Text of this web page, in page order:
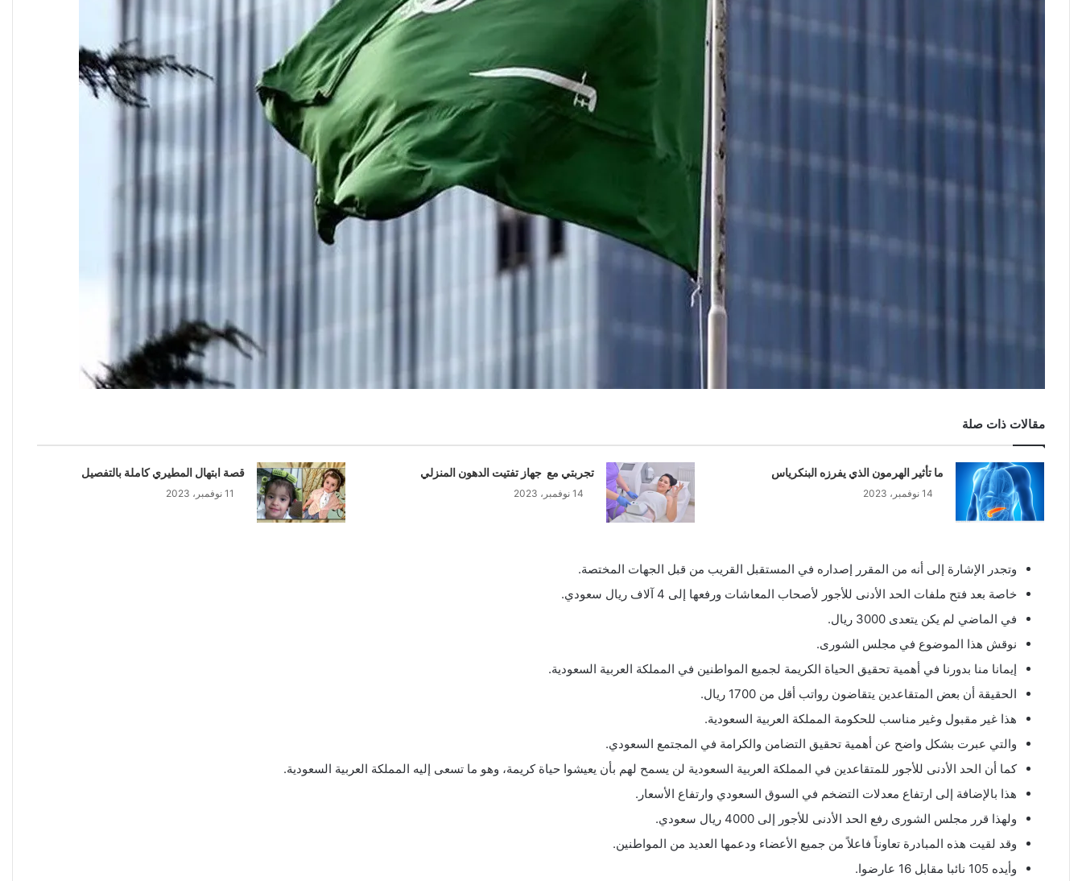
مقالات ذات صلة
ما تأثير الهرمون الذي يفرزه البنكرياس
14 نوفمبر، 2023
تجربتي مع جهاز تفتيت الدهون المنزلي
14 نوفمبر، 2023
قصة ابتهال المطيري كاملة بالتفصيل
11 نوفمبر، 2023
وتجدر الإشارة إلى أنه من المقرر إصداره في المستقبل القريب من قبل الجهات المختصة.
خاصة بعد فتح ملفات الحد الأدنى للأجور لأصحاب المعاشات ورفعها إلى 4 آلاف ريال سعودي.
في الماضي لم يكن يتعدى 3000 ريال.
نوقش هذا الموضوع في مجلس الشورى.
إيمانا منا بدورنا في أهمية تحقيق الحياة الكريمة لجميع المواطنين في المملكة العربية السعودية.
الحقيقة أن بعض المتقاعدين يتقاضون رواتب أقل من 1700 ريال.
هذا غير مقبول وغير مناسب للحكومة المملكة العربية السعودية.
والتي عبرت بشكل واضح عن أهمية تحقيق التضامن والكرامة في المجتمع السعودي.
كما أن الحد الأدنى للأجور للمتقاعدين في المملكة العربية السعودية لن يسمح لهم بأن يعيشوا حياة كريمة، وهو ما تسعى إليه المملكة العربية السعودية.
هذا بالإضافة إلى ارتفاع معدلات التضخم في السوق السعودي وارتفاع الأسعار.
ولهذا قرر مجلس الشورى رفع الحد الأدنى للأجور إلى 4000 ريال سعودي.
وقد لقيت هذه المبادرة تعاوناً فاعلاً من جميع الأعضاء ودعمها العديد من المواطنين.
وأيده 105 نائبا مقابل 16 عارضوا.